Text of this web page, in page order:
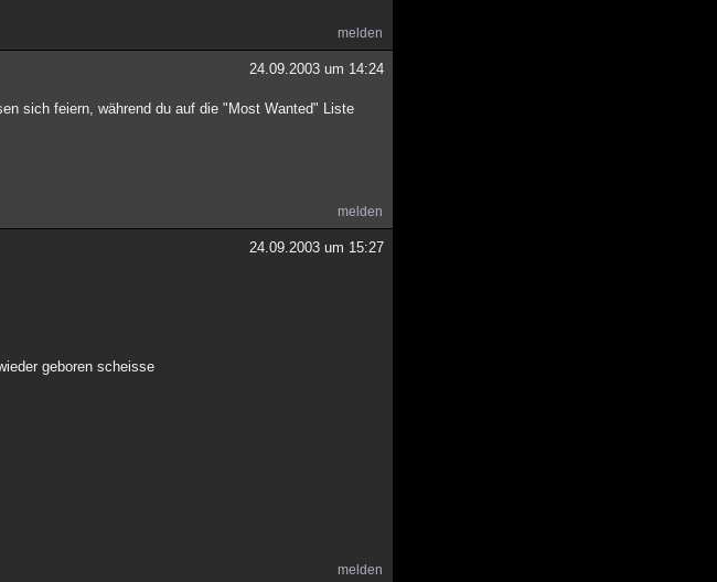
melden
24.09.2003 um 14:24
sich feiern, während du auf die "Most Wanted" Liste
melden
24.09.2003 um 15:27
geboren scheisse
melden